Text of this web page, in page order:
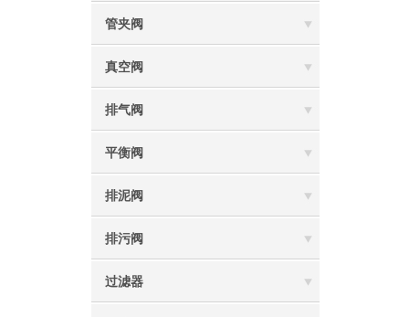
管夹阀
真空阀
排气阀
平衡阀
排泥阀
排污阀
过滤器